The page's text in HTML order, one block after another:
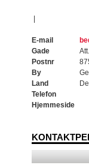
E-mail
Gade
Postnr
By
Land
Telefon
Hjemmeside